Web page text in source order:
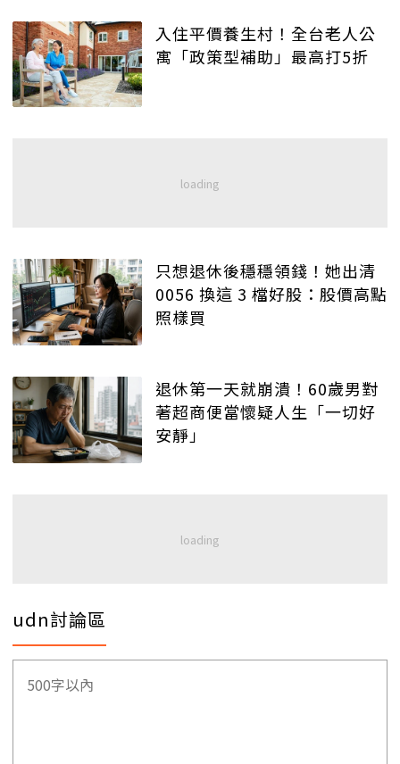
入住平價養生村！全台老人公
寓「政策型補助」最高打5折
只想退休後穩穩領錢！她出清
0056 換這 3 檔好股：股價高點
照樣買
退休第一天就崩潰！60歲男對
著超商便當懷疑人生「一切好
安靜」
udn討論區